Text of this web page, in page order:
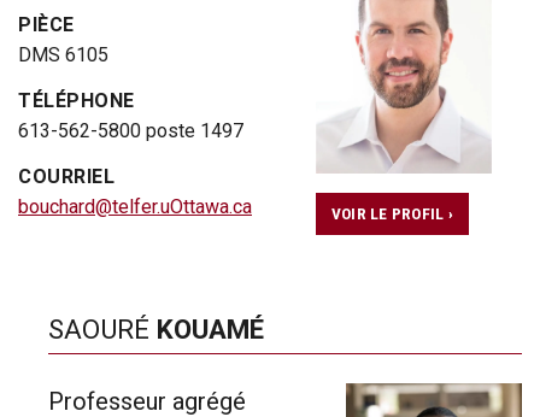
PIÈCE
DMS 6105
TÉLÉPHONE
613-562-5800 poste 1497
COURRIEL
bouchard@telfer.uOttawa.ca
VOIR LE PROFIL ›
SAOURÉ KOUAMÉ
Professeur agrégé